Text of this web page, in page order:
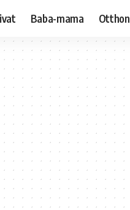
Baba-mama Otthon